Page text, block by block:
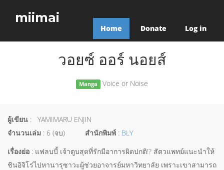
miimai
Home Donate Log in
วอยซ์ ออร์ นอยส์
Manga Voice or Noise
ผู้เขียน : YAMIMARU ENJIN
จำนวนเล่ม : 6 (จบ) สำนักพิมพ์ : BLY
เรื่องย่อ : แฟลบบี้ เจ้าตูบสุดที่รักมีอาการผิดปกติ!? สัตวแพทย์แนะนำให้
ชินอิจิโร่ไปหานารุซาวะผู้ช่วยอาจารย์มหาวิทยาลัย เพราะเขาสามารถ